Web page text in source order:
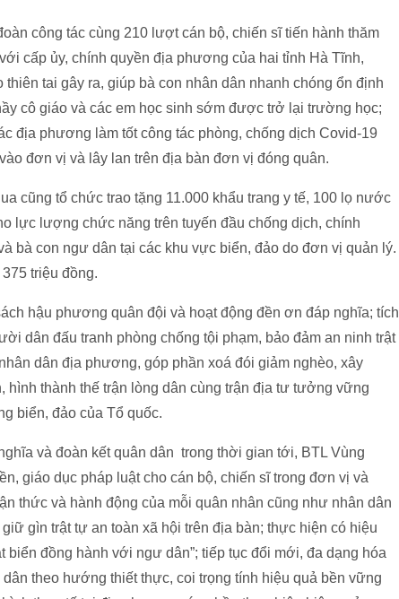
công tác cùng 210 lượt cán bộ, chiến sĩ tiến hành thăm
cấp ủy, chính quyền địa phương của hai tỉnh Hà Tĩnh,
tai gây ra, giúp bà con nhân dân nhanh chóng ổn định
cô giáo và các em học sinh sớm được trở lại trường học;
địa phương làm tốt công tác phòng, chống dịch Covid-19
đơn vị và lây lan trên địa bàn đơn vị đóng quân.
cũng tổ chức trao tặng 11.000 khẩu trang y tế, 100 lọ nước
lực lượng chức năng trên tuyến đầu chống dịch, chính
bà con ngư dân tại các khu vực biển, đảo do đơn vị quản lý.
triệu đồng.
hậu phương quân đội và hoạt động đền ơn đáp nghĩa; tích
dân đấu tranh phòng chống tội phạm, bảo đảm an ninh trật
dân địa phương, góp phần xoá đói giảm nghèo, xây
thành thế trận lòng dân cùng trận địa tư tưởng vững
biển, đảo của Tổ quốc.
và đoàn kết quân dân trong thời gian tới, BTL Vùng
giáo dục pháp luật cho cán bộ, chiến sĩ trong đơn vị và
thức và hành động của mỗi quân nhân cũng như nhân dân
gìn trật tự an toàn xã hội trên địa bàn; thực hiện có hiệu
biển đồng hành với ngư dân”; tiếp tục đổi mới, đa dạng hóa
theo hướng thiết thực, coi trọng tính hiệu quả bền vững